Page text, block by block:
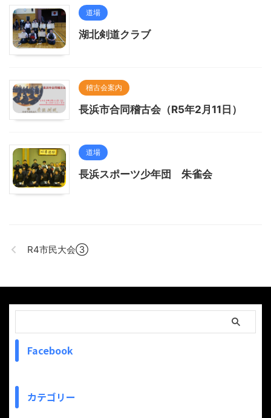
道場
湖北剣道クラブ
稽古会案内
長浜市合同稽古会（R5年2月11日）
道場
長浜スポーツ少年団 朱雀会
R4市民大会③
Facebook
カテゴリー